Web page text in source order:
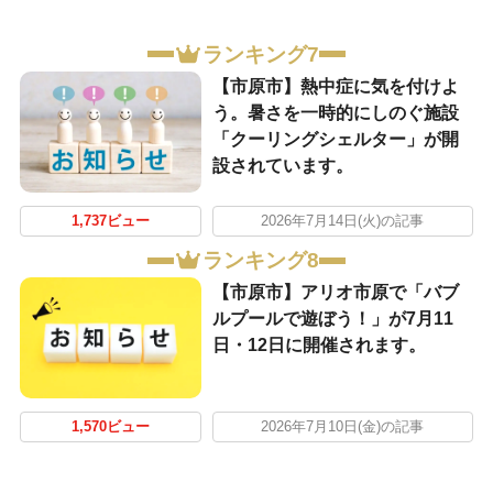
ランキング7
【市原市】熱中症に気を付けよ
う。暑さを一時的にしのぐ施設
「クーリングシェルター」が開
設されています。
1,737ビュー 2026年7月14日(火)の記事
ランキング8
【市原市】アリオ市原で「バブ
ルプールで遊ぼう！」が7月11
日・12日に開催されます。
1,570ビュー 2026年7月10日(金)の記事